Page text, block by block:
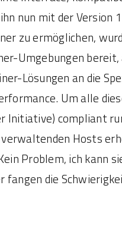
nun mit der Version
zu ermöglichen,
Umgebungen bereit,
Lösungen an die
Um alle
Initiative) compliant
Hosts
Problem, ich kann
fangen die